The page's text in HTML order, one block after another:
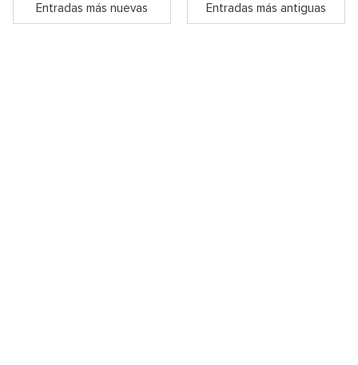
Entradas más nuevas Entradas más antiguas